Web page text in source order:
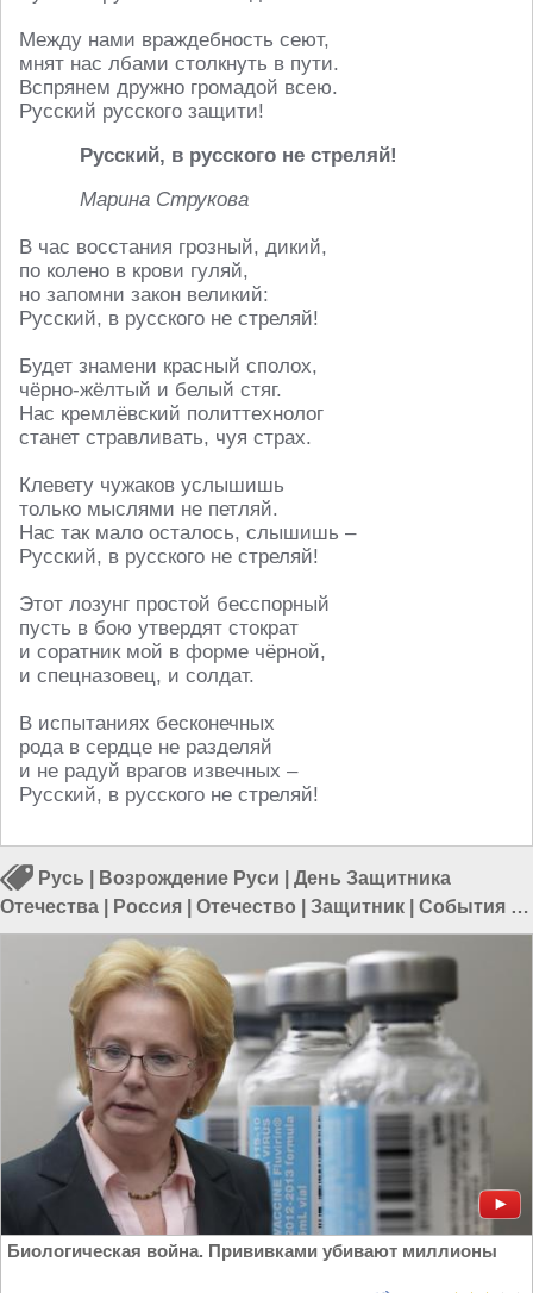
Между нами враждебность сеют,
мнят нас лбами столкнуть в пути.
Вспрянем дружно громадой всею.
Русский русского защити!
Русский, в русского не стреляй!
Марина Струкова
В час восстания грозный, дикий,
по колено в крови гуляй,
но запомни закон великий:
Русский, в русского не стреляй!
Будет знамени красный сполох,
чёрно-жёлтый и белый стяг.
Нас кремлёвский политтехнолог
станет стравливать, чуя страх.
Клевету чужаков услышишь
только мыслями не петляй.
Нас так мало осталось, слышишь –
Русский, в русского не стреляй!
Этот лозунг простой бесспорный
пусть в бою утвердят стократ
и соратник мой в форме чёрной,
и спецназовец, и солдат.
В испытаниях бесконечных
рода в сердце не разделяй
и не радуй врагов извечных –
Русский, в русского не стреляй!
Русь Возрождение Руси
День Защитника
Отечества
Россия Отечество Защитник
События в
России
Биологическая война. Прививками убивают миллионы